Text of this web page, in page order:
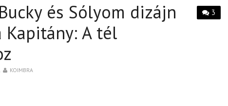
3
és Sólyom dizájn
Kapitány: A tél
KOIMBRA